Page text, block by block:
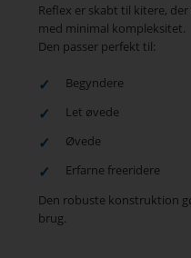
Reflex er skabt til kitere,
med minimal kompleksitet.
Den passer perfekt til:
Begyndere
Let øvede
Øvede
Erfarne freeridere
Den robuste konstruktion
brug.